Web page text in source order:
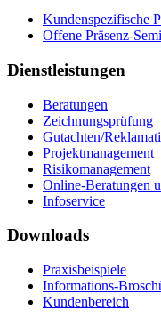
Kundenspezifische
Offene Präsenz-
Dienstleistungen
Beratungen
Zeichnungsprüfung
Gutachten/
Projektmanagement
Risikomanagement
Online-Beratungen
Infoservice
Downloads
Praxisbeispiele
Informations-
Kundenbereich